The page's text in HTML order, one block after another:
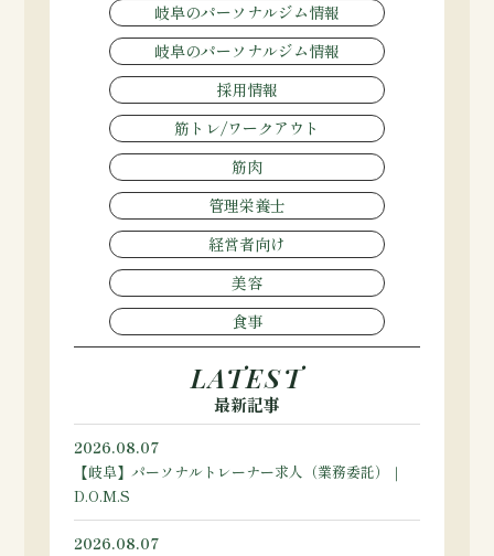
岐阜のパーソナルジム情報
岐阜のパーソナルジム情報
採用情報
筋トレ/ワークアウト
筋肉
管理栄養士
経営者向け
美容
食事
LATEST
最新記事
2026.08.07
【岐阜】パーソナルトレーナー求人（業務委託）｜
D.O.M.S
2026.08.07